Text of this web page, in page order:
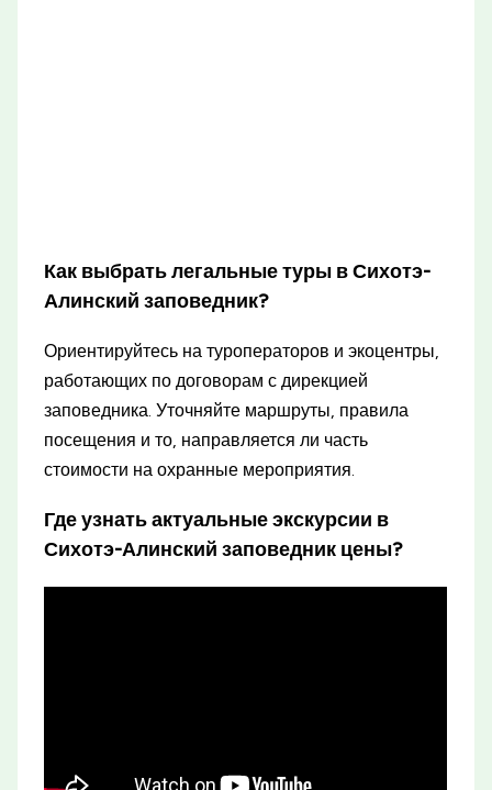
Как выбрать легальные туры в Сихотэ-
Алинский заповедник?
Ориентируйтесь на туроператоров и экоцентры,
работающих по договорам с дирекцией
заповедника. Уточняйте маршруты, правила
посещения и то, направляется ли часть
стоимости на охранные мероприятия.
Где узнать актуальные экскурсии в
Сихотэ-Алинский заповедник цены?